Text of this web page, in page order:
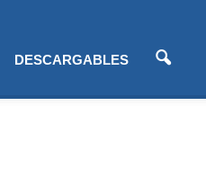
DESCARGABLES